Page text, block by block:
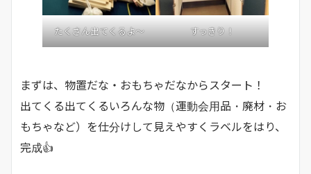
たくさん出てくるよ～ すっきり！
まずは、物置だな・おもちゃだなからスタート！
出てくる出てくるいろんな物（運動会用品・廃材・お
もちゃなど）を仕分けして見えやすくラベルをはり、
完成👍